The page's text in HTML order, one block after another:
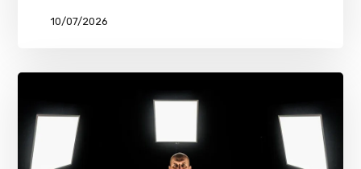
10/07/2026